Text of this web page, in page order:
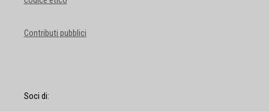
Contributi pubblici
Soci di: